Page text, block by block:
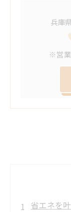
兵庫
※営
省エネを